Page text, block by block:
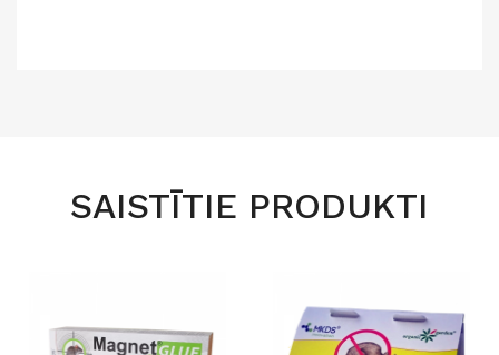
SAISTĪTIE PRODUKTI